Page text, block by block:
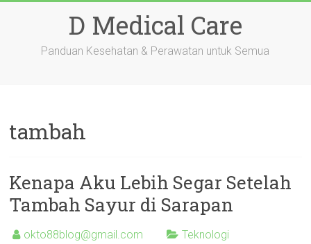
D Medical Care
Panduan Kesehatan & Perawatan untuk Semua
tambah
Kenapa Aku Lebih Segar Setelah
Tambah Sayur di Sarapan
okto88blog@gmail.com Teknologi